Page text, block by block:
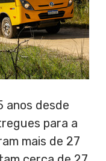
anos desde
para a
mais de 27